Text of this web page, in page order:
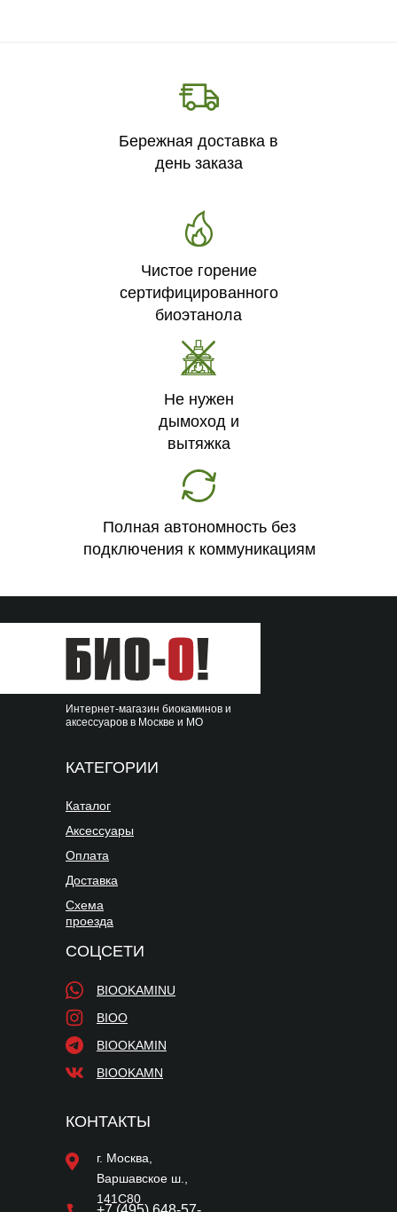
Бережная доставка в
день заказа
Чистое горение
сертифицированного
биоэтанола
Не нужен
дымоход и
вытяжка
Полная автономность без
подключения к коммуникациям
КОНТАКТЫ
г. Москва,
Варшавское ш.,
141С80
КАТЕГОРИИ
Аксессуары
Каталог
Оплата
Доставка
Схема
проезда
СОЦСЕТИ
BIOO
BIOOKAMINU
Интернет-магазин биокаминов и
аксессуаров в Москве и МО
BIOOKAMIN
BIOOKAMN